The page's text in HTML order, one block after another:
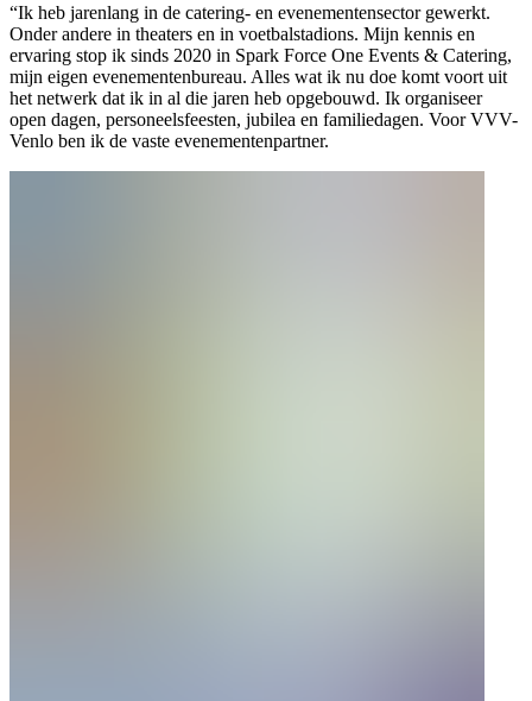
“Ik heb jarenlang in de catering- en evenementensector gewerkt.
Onder andere in theaters en in voetbalstadions. Mijn kennis en
ervaring stop ik sinds 2020 in Spark Force One Events & Catering,
mijn eigen evenementenbureau. Alles wat ik nu doe komt voort uit
het netwerk dat ik in al die jaren heb opgebouwd. Ik organiseer
open dagen, personeelsfeesten, jubilea en familiedagen. Voor VVV-
Venlo ben ik de vaste evenementenpartner.